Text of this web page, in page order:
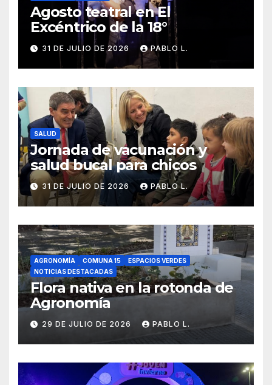
Agosto teatral en El
Excéntrico de la 18°
31 DE JULIO DE 2026 PABLO L.
SALUD
Jornada de vacunación y
salud bucal para chicos
31 DE JULIO DE 2026 PABLO L.
AGRONOMÍA COMUNA 15
ESPACIOS VERDES
NOTICIAS DESTACADAS
Flora nativa en la rotonda de
Agronomía
29 DE JULIO DE 2026 PABLO L.